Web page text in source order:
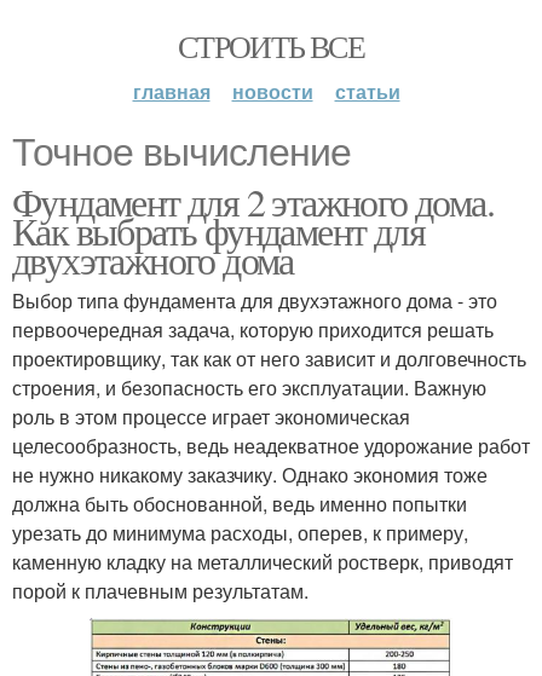
СТРОИТЬ ВСЕ
главная новости статьи
Точное вычисление
Фундамент для 2 этажного дома.
Как выбрать фундамент для
двухэтажного дома
Выбор типа фундамента для двухэтажного дома - это
первоочередная задача, которую приходится решать
проектировщику, так как от него зависит и долговечность
строения, и безопасность его эксплуатации. Важную
роль в этом процессе играет экономическая
целесообразность, ведь неадекватное удорожание работ
не нужно никакому заказчику. Однако экономия тоже
должна быть обоснованной, ведь именно попытки
урезать до минимума расходы, оперев, к примеру,
каменную кладку на металлический ростверк, приводят
порой к плачевным результатам.